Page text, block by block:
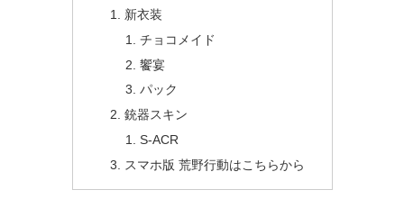
新衣装
チョコメイド
饗宴
パック
銃器スキン
S-ACR
スマホ版 荒野行動はこちらから